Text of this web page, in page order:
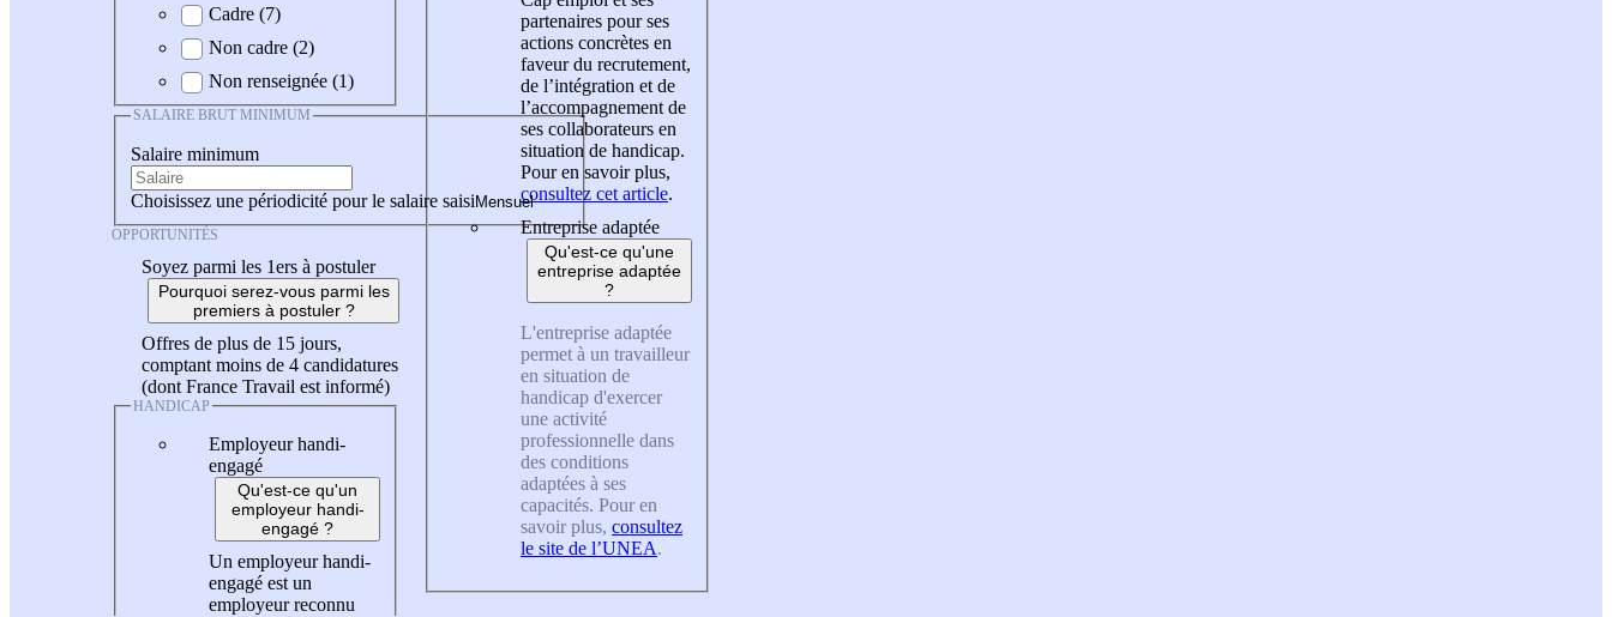
Cadre (7)
Non cadre (2)
Non renseignée (1)
SALAIRE BRUT MINIMUM
Salaire minimum
Choisissez une périodicité pour le salaire saisi
OPPORTUNITÉS
Soyez parmi les 1ers à postuler
Pourquoi serez-vous parmi les
premiers à postuler ?
Offres de plus de 15 jours,
comptant moins de 4 candidatures
(dont France Travail est informé)
HANDICAP
Employeur handi-
engagé
Qu'est-ce qu'un
employeur handi-
engagé ?
Un employeur handi-
engagé est un
employeur reconnu
partenaires pour ses
actions concrètes en
faveur du recrutement,
de l’intégration et de
l’accompagnement de
ses collaborateurs en
situation de handicap.
Pour en savoir plus,
consultez cet article.
Entreprise adaptée
Qu'est-ce qu'une
entreprise adaptée
?
L'entreprise adaptée
permet à un travailleur
en situation de
handicap d'exercer
une activité
professionnelle dans
des conditions
adaptées à ses
capacités. Pour en
savoir plus, consultez
le site de l’UNEA.